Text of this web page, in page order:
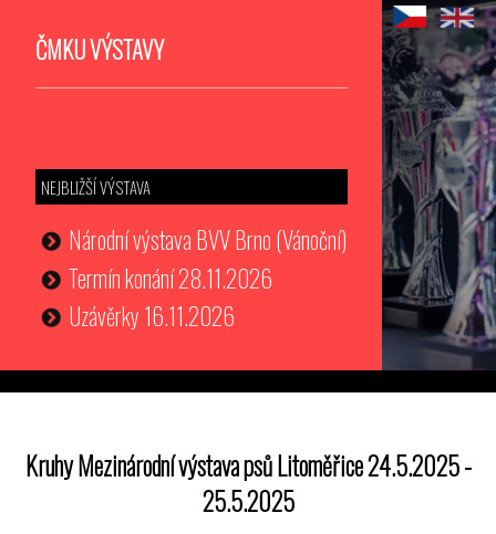
ČMKU VÝSTAVY
NEJBLIŽŠÍ VÝSTAVA
Národní výstava BVV Brno (Vánoční)
Termín konání 28.11.2026
Uzávěrky 16.11.2026
Kruhy Mezinárodní výstava psů Litoměřice 24.5.2025 -
25.5.2025